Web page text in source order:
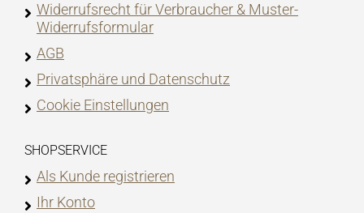
Widerrufsrecht für Verbraucher & Muster-
Widerrufsformular
AGB
Privatsphäre und Datenschutz
Cookie Einstellungen
SHOPSERVICE
Als Kunde registrieren
Ihr Konto